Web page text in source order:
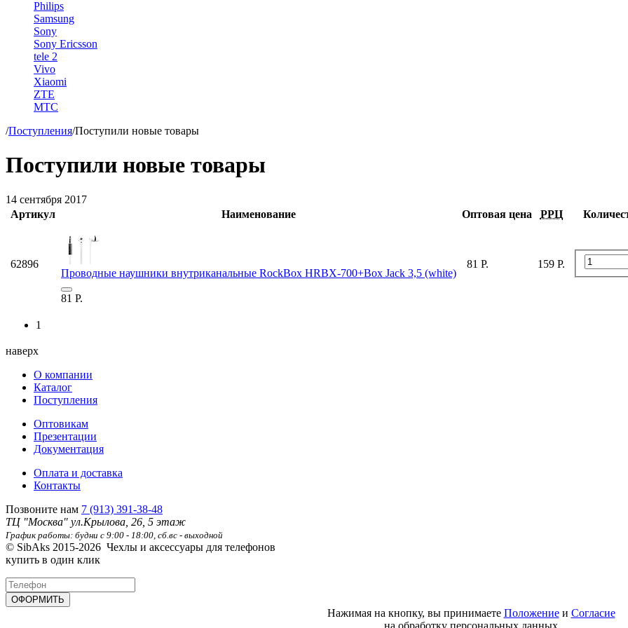
Philips
Samsung
Sony
Sony Ericsson
tele 2
Vivo
Xiaomi
ZTE
МТС
/Поступления/Поступили новые товары
Поступили новые товары
14 сентября 2017
Артикул
Наименование Оптовая цена РРЦ
62896
Проводные наушники внутриканальные RockBox HRBX-700+Box Jack 3,5 (white)
81 Р.
81 Р. 159 Р.
1
наверх
О компании
Каталог
Поступления
Оптовикам
Презентации
Документация
Оплата и доставка
Контакты
Позвоните нам 7 (913) 391-38-48
ТЦ "Москва" ул.Крылова, 26, 5 этаж
График работы: будни с 9:00 - 18:00, сб.вс - выходной
© SibAks 2015-2026 Чехлы и аксессуары для телефонов
купить в один клик
Нажимая на кнопку, вы принимаете Положениеи Согласие
на обработку персональных данных